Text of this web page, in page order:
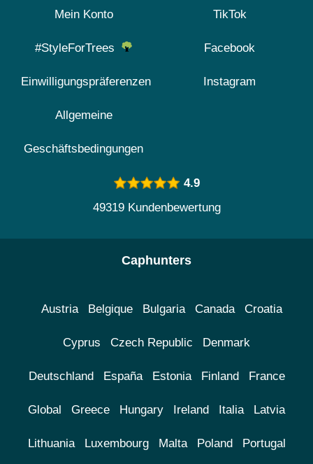
Mein Konto
#StyleForTrees
Einwilligungspräferenzen
Allgemeine
Geschäftsbedingungen
TikTok
Facebook
Instagram
4.9
49319 Kundenbewertung
Caphunters
Austria Belgique Bulgaria Canada Croatia
Cyprus Czech Republic Denmark
Deutschland España Estonia Finland France
Global Greece Hungary Ireland Italia Latvia
Lithuania Luxembourg Malta Poland Portugal